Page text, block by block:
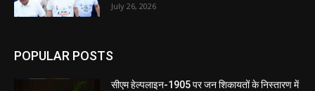
July 26, 2026
POPULAR POSTS
सीएम हेल्पलाइन-1905 पर जन शिकायतों के निस्तारण में